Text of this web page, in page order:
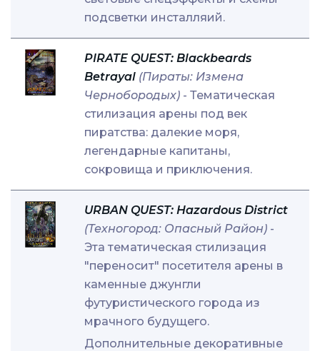
подсветки инсталляий.
PIRATE QUEST: Blackbeards
Betrayal (Пираты: Измена
Чернобородых) - Тематическая
стилизация арены под век
пиратства: далекие моря,
легендарные капитаны,
сокровища и приключения.
URBAN QUEST: Hazardous District
(Техногород: Опасный Район) -
Эта тематическая стилизация
"переносит" посетителя арены в
каменные джунгли
футуристического города из
мрачного будущего.
Дополнительные декоративные